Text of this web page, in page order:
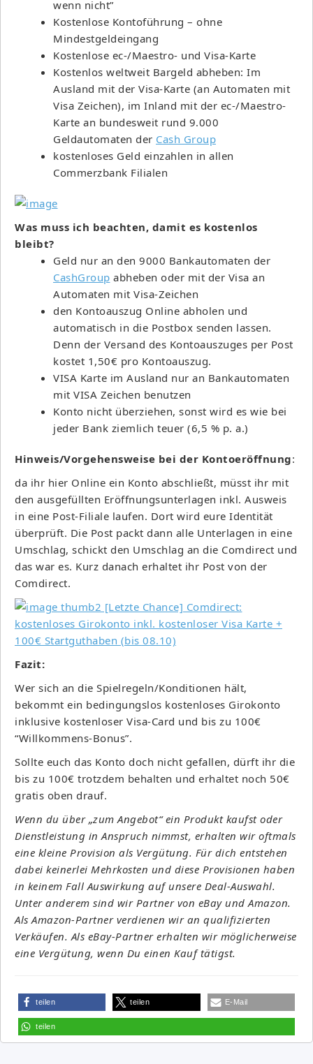
wenn nicht”
Kostenlose Kontoführung – ohne
Mindestgeldeingang
Kostenlose ec-/Maestro- und Visa-Karte
Kostenlos weltweit Bargeld abheben: Im
Ausland mit der Visa-Karte (an Automaten mit
Visa Zeichen), im Inland mit der ec-/Maestro-
Karte an bundesweit rund 9.000
Geldautomaten der Cash Group
kostenloses Geld einzahlen in allen
Commerzbank Filialen
Was muss ich beachten, damit es kostenlos
bleibt?
Geld nur an den 9000 Bankautomaten der
CashGroup abheben oder mit der Visa an
Automaten mit Visa-Zeichen
den Kontoauszug Online abholen und
automatisch in die Postbox senden lassen.
Denn der Versand des Kontoauszuges per Post
kostet 1,50€ pro Kontoauszug.
VISA Karte im Ausland nur an Bankautomaten
mit VISA Zeichen benutzen
Konto nicht überziehen, sonst wird es wie bei
jeder Bank ziemlich teuer (6,5 % p. a.)
Hinweis/Vorgehensweise bei der Kontoeröffnung:
da ihr hier Online ein Konto abschließt, müsst ihr mit
den ausgefüllten Eröffnungsunterlagen inkl. Ausweis
in eine Post-Filiale laufen. Dort wird eure Identität
überprüft. Die Post packt dann alle Unterlagen in eine
Umschlag, schickt den Umschlag an die Comdirect und
das war es. Kurz danach erhaltet ihr Post von der
Comdirect.
Fazit:
Wer sich an die Spielregeln/Konditionen hält,
bekommt ein bedingungslos kostenloses Girokonto
inklusive kostenloser Visa-Card und bis zu 100€
“Willkommens-Bonus”.
Sollte euch das Konto doch nicht gefallen, dürft ihr die
bis zu 100€ trotzdem behalten und erhaltet noch 50€
gratis oben drauf.
Wenn du über „zum Angebot“ ein Produkt kaufst oder
Dienstleistung in Anspruch nimmst, erhalten wir oftmals
eine kleine Provision als Vergütung. Für dich entstehen
dabei keinerlei Mehrkosten und diese Provisionen haben
in keinem Fall Auswirkung auf unsere Deal-Auswahl.
Unter anderem sind wir Partner von eBay und Amazon.
Als Amazon-Partner verdienen wir an qualifizierten
Verkäufen. Als eBay-Partner erhalten wir möglicherweise
eine Vergütung, wenn Du einen Kauf tätigst.
teilen teilen E-Mail
teilen